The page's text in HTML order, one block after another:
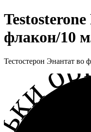
флакон/10
Тестостерон Энантат во